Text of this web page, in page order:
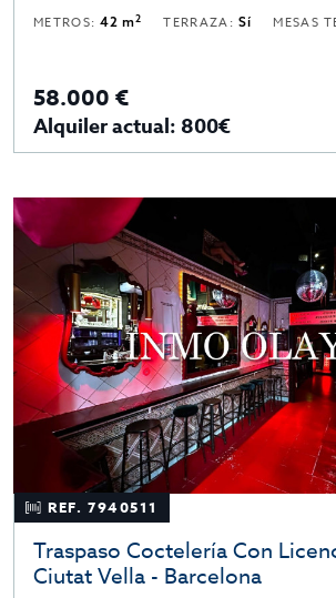
METROS:42 m2 TERRAZA:Sí MESAS
58.000 €
Alquiler actual: 800€
REF. 7940511
Traspaso Coctelería Con
Ciutat Vella - Barcelona